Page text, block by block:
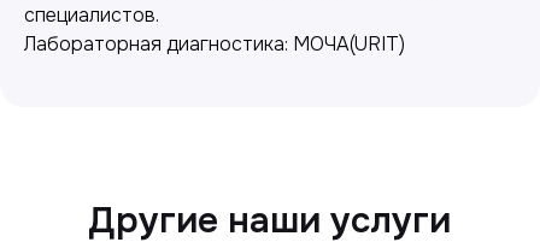
специалистов.
Лабораторная диагностика: МОЧА(URIT)